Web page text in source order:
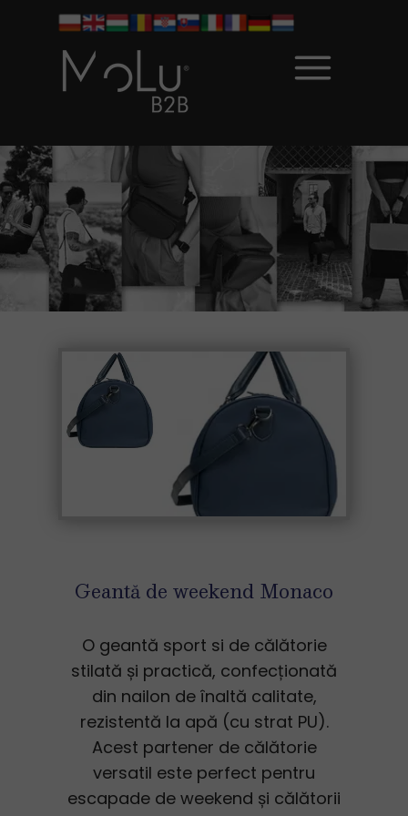
Geantă de weekend Monaco
O geantă sport si de călătorie
stilată și practică, confecționată
din nailon de înaltă calitate,
rezistentă la apă (cu strat PU).
Acest partener de călătorie
versatil este perfect pentru
escapade de weekend și călătorii